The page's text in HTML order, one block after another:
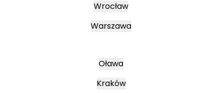
Wrocław
Warszawa
Oława
Kraków